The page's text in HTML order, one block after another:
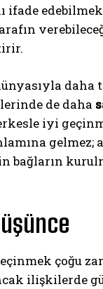
ifade
daha
de daha
iyi
gelmez;
bağların
çoğu
ilişkilerde